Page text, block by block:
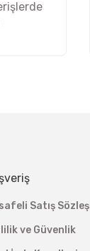
Satış
ve Güvenlik